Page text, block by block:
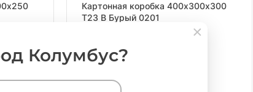
Картонная коробка 400х300х300
Т23 B Бурый 0201
Доступны опции под заказ
Колумбус?